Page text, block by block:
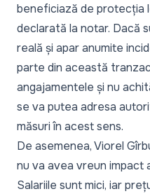
beneficiază de protecția
declarată la notar. Dacă
reală și apar anumite
parte din această
angajamentele și nu
se va putea adresa
măsuri în acest sens.
De asemenea, Viorel
nu va avea vreun impact
Salariile sunt mici, iar